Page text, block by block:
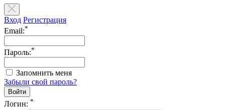
Вход Регистрация
Email:*
Пароль:*
Запомнить меня
Забыли свой пароль?
Логин: *